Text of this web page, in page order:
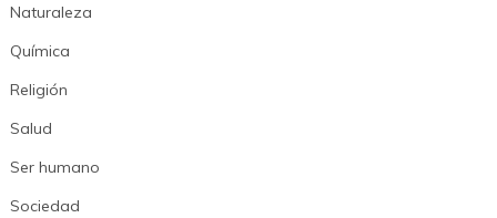
Naturaleza
Química
Religión
Salud
Ser humano
Sociedad